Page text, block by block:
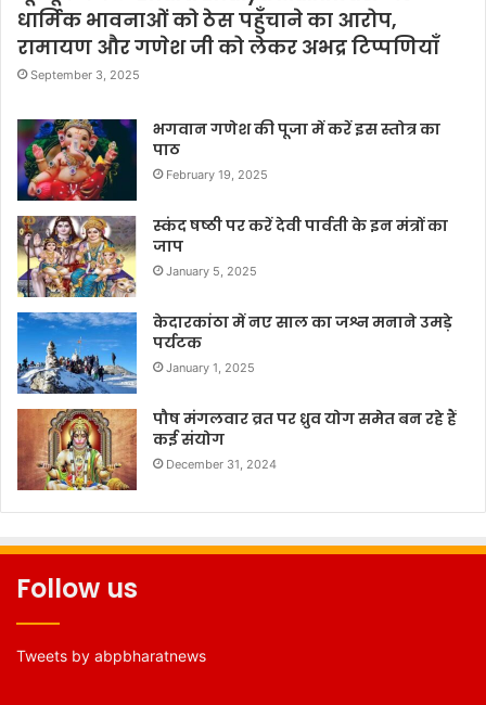
धार्मिक भावनाओं को ठेस पहुँचाने का आरोप,
रामायण और गणेश जी को लेकर अभद्र टिप्पणियाँ
September 3, 2025
भगवान गणेश की पूजा में करें इस स्तोत्र का
पाठ
February 19, 2025
स्कंद षष्ठी पर करें देवी पार्वती के इन मंत्रों का
जाप
January 5, 2025
केदारकांठा में नए साल का जश्न मनाने उमड़े
पर्यटक
January 1, 2025
पौष मंगलवार व्रत पर ध्रुव योग समेत बन रहे हैं
कई संयोग
December 31, 2024
Follow us
Tweets by abpbharatnews